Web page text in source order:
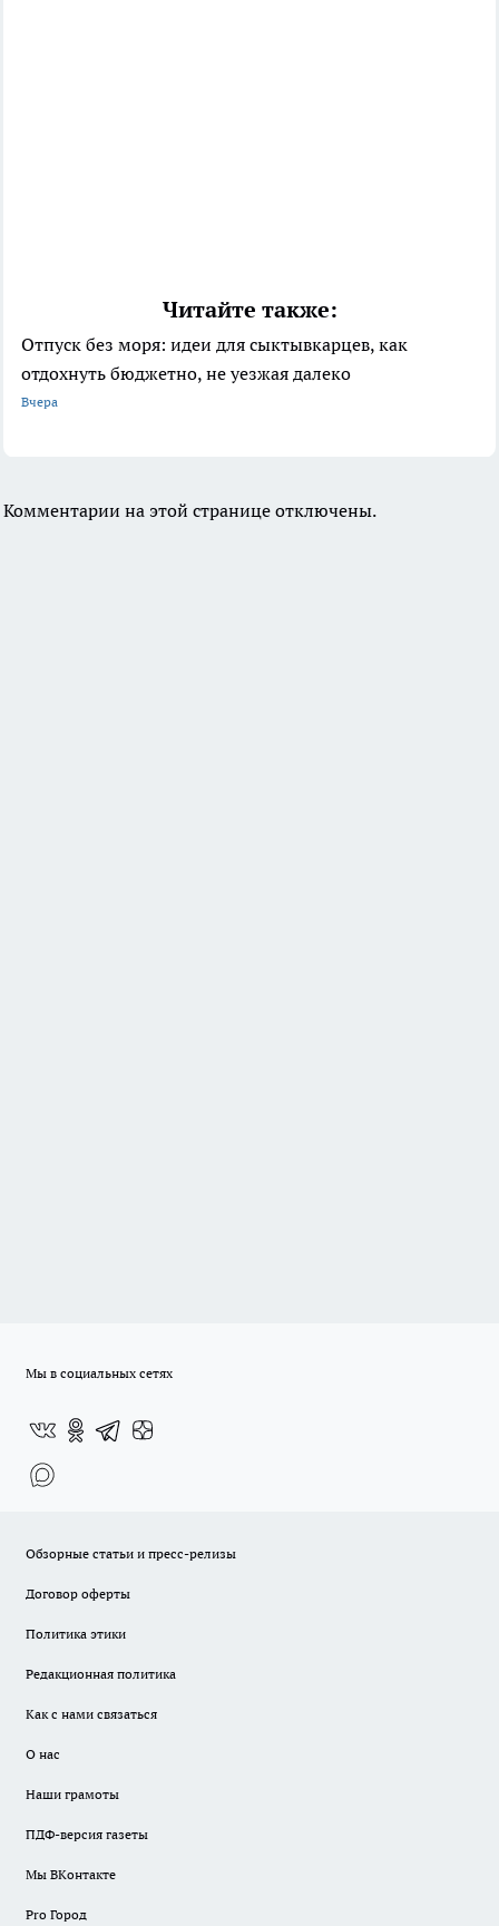
Читайте также:
Отпуск без моря: идеи для сыктывкарцев, как
отдохнуть бюджетно, не уезжая далеко
Вчера
Комментарии на этой странице отключены.
Мы в социальных сетях
Обзорные статьи и пресс-релизы
Договор оферты
Политика этики
Редакционная политика
Как с нами связаться
О нас
Наши грамоты
ПДФ-версия газеты
Мы ВКонтакте
Pro Город